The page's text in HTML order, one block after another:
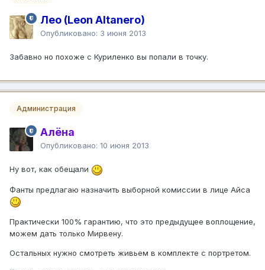
Лео (Leon Altanero)
Опубликовано: 3 июня 2013
Забавно но похоже с Куриленко вы попали в точку.
Администрация
Алёна
Опубликовано: 10 июня 2013
Ну вот, как обещали
Фанты предлагаю назначить выборной комиссии в лице Айса
Практически 100% гарантию, что это предыдущее воплощение,
можем дать только Мирвену.
Остальных нужно смотреть живьем в комплекте с портретом.